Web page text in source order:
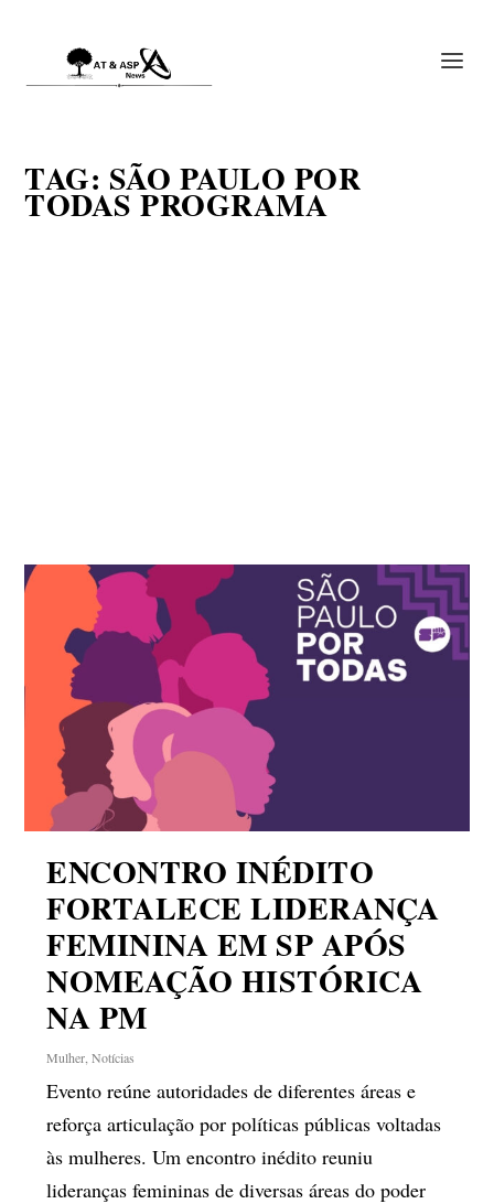
TAG: SÃO PAULO POR
TODAS PROGRAMA
ENCONTRO INÉDITO
FORTALECE LIDERANÇA
FEMININA EM SP APÓS
NOMEAÇÃO HISTÓRICA
NA PM
Mulher ,Notícias
Evento reúne autoridades de diferentes áreas e
reforça articulação por políticas públicas voltadas
às mulheres. Um encontro inédito reuniu
lideranças femininas de diversas áreas do poder